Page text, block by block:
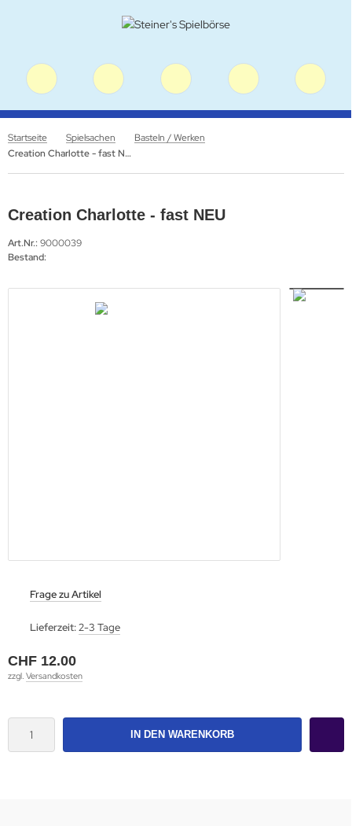
Startseite Spielsachen
Basteln / Werken
Creation Charlotte - fast NEU
Creation Charlotte - fast NEU
Art.Nr.: 9000039
Bestand:
Frage zu Artikel
Lieferzeit:2-3 Tage
CHF 12.00
zzgl. Versandkosten
IN DEN WARENKORB